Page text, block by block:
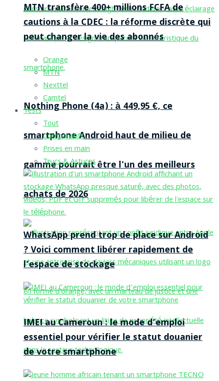
Nothing Phone (4a) : à 449,95 €, ce
smartphone Android haut de milieu de
gamme pourrait être l’un des meilleurs
achats de 2026
MTN transfère 400+ millions FCFA de
cautions à la CDEC : la réforme discrète qui
peut changer la vie des abonnés
Orange
MTN
Nexttel
Camtel
Tests
Tout
Comparatifs
Prises en main
Trucs & Astuces
WhatsApp prend trop de place sur Android
? Voici comment libérer rapidement de
l’espace de stockage
IMEI au Cameroun : le mode d’emploi
essentiel pour vérifier le statut douanier
de votre smartphone